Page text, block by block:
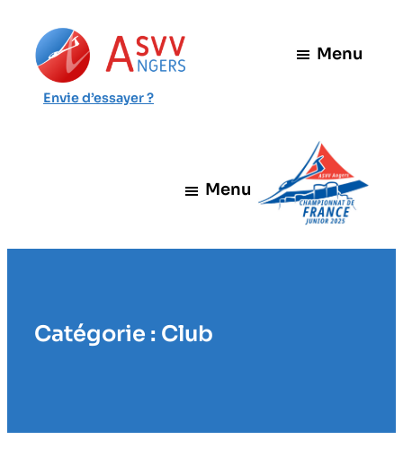
contenu
Menu
Envie d’essayer ?
Menu
Catégorie : Club